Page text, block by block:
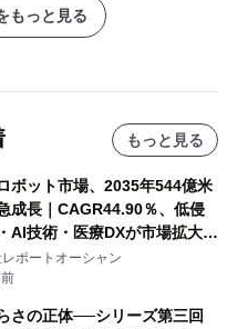
もっと見る
もっと見る
ボット市場、2035年544億米
成長｜CAGR44.90％、低侵
AI技術・医療DXが市場拡大を
ポートオーシャン
さの正体──シリーズ第三回